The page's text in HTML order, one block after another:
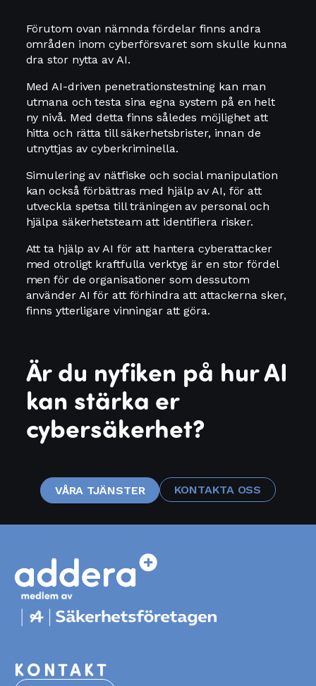
Förutom ovan nämnda fördelar finns andra
områden inom cyberförsvaret som skulle kunna
dra stor nytta av AI.
Med AI-driven penetrationstestning kan man
utmana och testa sina egna system på en helt
ny nivå. Med detta finns således möjlighet att
hitta och rätta till säkerhetsbrister, innan de
utnyttjas av cyberkriminella.
Simulering av nätfiske och social manipulation
kan också förbättras med hjälp av AI, för att
utveckla spetsa till träningen av personal och
hjälpa säkerhetsteam att identifiera risker.
Att ta hjälp av AI för att hantera cyberattacker
med otroligt kraftfulla verktyg är en stor fördel
men för de organisationer som dessutom
använder AI för att förhindra att attackerna sker,
finns ytterligare vinningar att göra.
Är du nyfiken på hur AI
kan stärka er
cybersäkerhet?
VÅRA TJÄNSTER KONTAKTA OSS
KONTAKT